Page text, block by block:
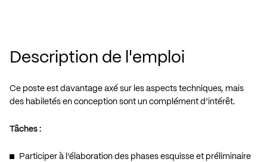
Description de l'emploi
Ce poste est davantage axé sur les aspects techniques, mais
des habiletés en conception sont un complément d’intérêt.
Tâches :
Participer à l’élaboration des phases esquisse et préliminaire